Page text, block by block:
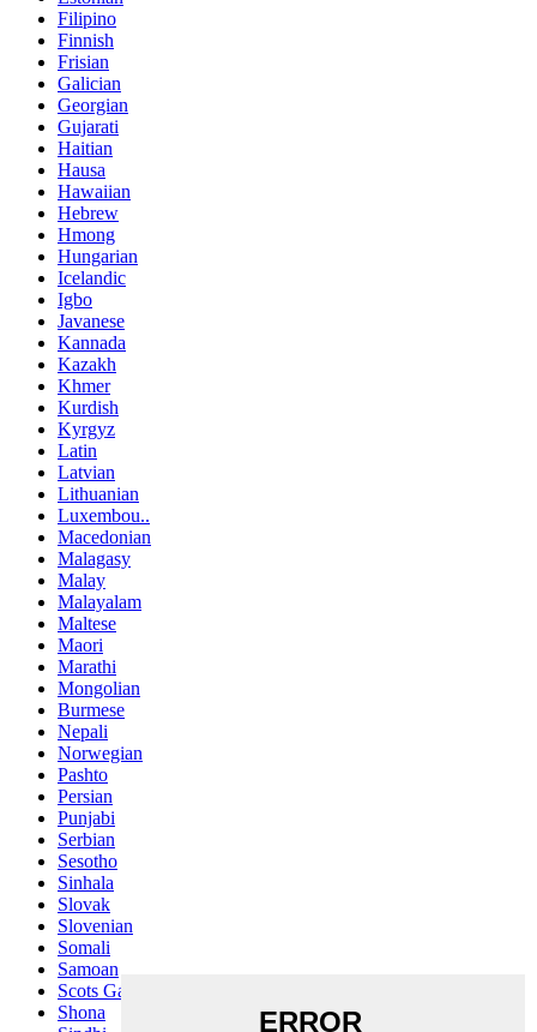
Filipino
Finnish
Frisian
Galician
Georgian
Gujarati
Haitian
Hausa
Hawaiian
Hebrew
Hmong
Hungarian
Icelandic
Igbo
Javanese
Kannada
Kazakh
Khmer
Kurdish
Kyrgyz
Latin
Latvian
Lithuanian
Luxembou..
Macedonian
Malagasy
Malay
Malayalam
Maltese
Maori
Marathi
Mongolian
Burmese
Nepali
Norwegian
Pashto
Persian
Punjabi
Serbian
Sesotho
Sinhala
Slovak
Slovenian
Somali
Samoan
Scots Gaelic
Shona